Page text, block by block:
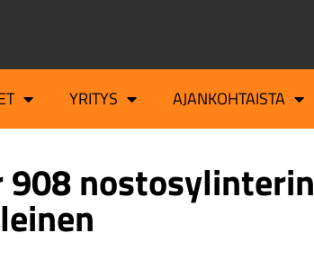
YRITYS AJANKOHTAISTA
908 nostosylinterin